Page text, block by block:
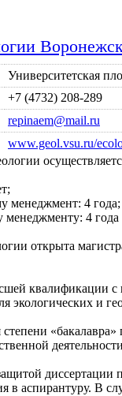
Университетская
+7 (4732) 208-289
repinaem@mail.ru
www.geol.vsu.ru/
менеджмент: 4 года;
менеджменту: 4 года
открыта
квалификации
и
в аспирантуру. В